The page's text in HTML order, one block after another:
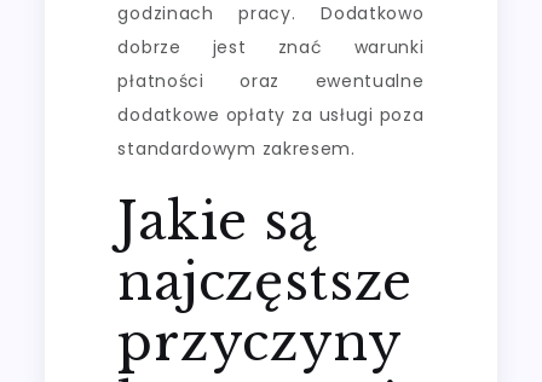
godzinach pracy. Dodatkowo
dobrze jest znać warunki
płatności oraz ewentualne
dodatkowe opłaty za usługi poza
standardowym zakresem.
Jakie są
najczęstsze
przyczyny